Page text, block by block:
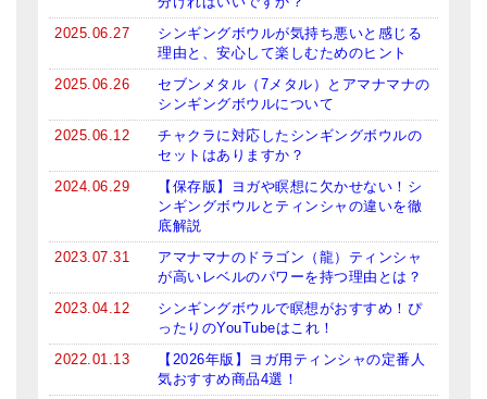
2025.06.27
シンギングボウルが気持ち悪いと感じる
理由と、安心して楽しむためのヒント
2025.06.26
セブンメタル（7メタル）とアマナマナの
シンギングボウルについて
2025.06.12
チャクラに対応したシンギングボウルの
セットはありますか？
2024.06.29
【保存版】ヨガや瞑想に欠かせない！シ
ンギングボウルとティンシャの違いを徹
底解説
2023.07.31
アマナマナのドラゴン（龍）ティンシャ
が高いレベルのパワーを持つ理由とは？
2023.04.12
シンギングボウルで瞑想がおすすめ！ぴ
ったりのYouTubeはこれ！
2022.01.13
【2026年版】ヨガ用ティンシャの定番人
気おすすめ商品4選！